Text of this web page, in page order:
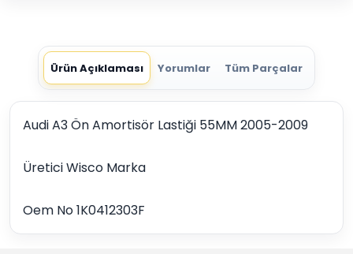
Ürün Açıklaması Yorumlar Tüm Parçalar
Audi A3 Ön Amortisör Lastiği 55MM 2005-2009
Üretici Wisco Marka
Oem No 1K0412303F